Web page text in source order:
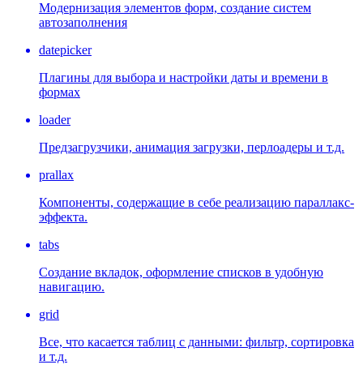
Модернизация элементов форм, создание систем
автозаполнения
datepicker
Плагины для выбора и настройки даты и времени в
формах
loader
Предзагрузчики, анимация загрузки, перлоадеры и т.д.
prallax
Компоненты, содержащие в себе реализацию параллакс-
эффекта.
tabs
Создание вкладок, оформление списков в удобную
навигацию.
grid
Все, что касается таблиц с данными: фильтр, сортировка
и т.д.